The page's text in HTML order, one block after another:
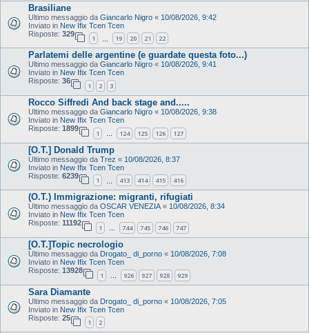
Brasiliane
Ultimo messaggio da Giancarlo Nigro « 10/08/2026, 9:42
Inviato in New Ifix Tcen Tcen
Risposte: 329
1 19 20 21 22
Parlatemi delle argentine (e guardate questa foto...)
Ultimo messaggio da Giancarlo Nigro « 10/08/2026, 9:41
Inviato in New Ifix Tcen Tcen
Risposte: 36
1 2 3
Rocco Siffredi And back stage and.....
Ultimo messaggio da Giancarlo Nigro « 10/08/2026, 9:38
Inviato in New Ifix Tcen Tcen
Risposte: 1899
1 … 124 125 126 127
[O.T.] Donald Trump
Ultimo messaggio da Trez « 10/08/2026, 8:37
Inviato in New Ifix Tcen Tcen
Risposte: 6239
1 413 414 415 416
(O.T.) Immigrazione: migranti, rifugiati
Ultimo messaggio da OSCAR VENEZIA « 10/08/2026, 8:34
Inviato in New Ifix Tcen Tcen
Risposte: 11192
1 … 744 745 746 747
[O.T.]Topic necrologio
Ultimo messaggio da Drogato_ di_porno « 10/08/2026, 7:08
Inviato in New Ifix Tcen Tcen
Risposte: 13928
1 … 926 927 928 929
Sara Diamante
Ultimo messaggio da Drogato_ di_porno « 10/08/2026, 7:05
Inviato in New Ifix Tcen Tcen
Risposte: 25
1 2